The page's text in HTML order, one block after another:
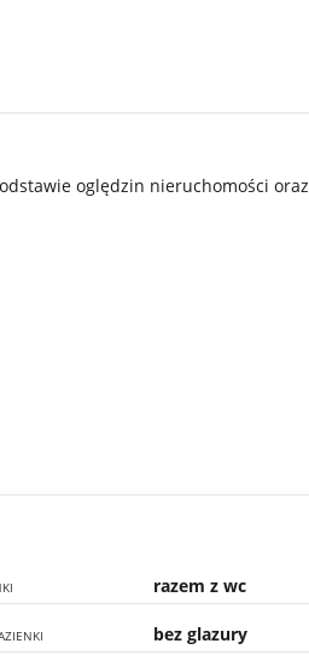
oględzin nieruchomości oraz
razem z wc
bez glazury